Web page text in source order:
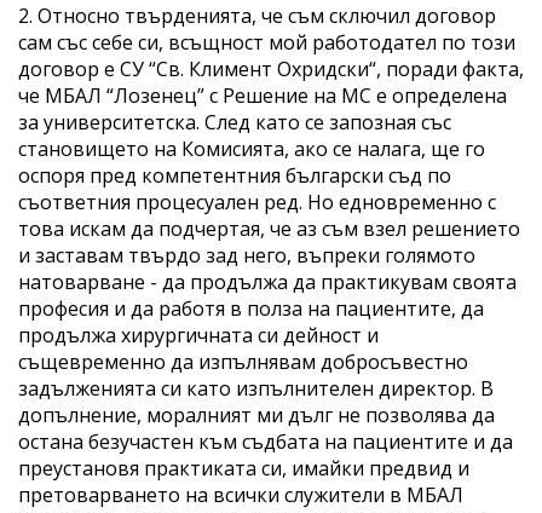
2. Относно твърденията, че съм сключил договор
сам със себе си, всъщност мой работодател по този
договор е СУ “Св. Климент Охридски“, поради факта,
че МБАЛ “Лозенец” с Решение на МС е определена
за университетска. След като се запозная със
становището на Комисията, ако се налага, ще го
оспоря пред компетентния български съд по
съответния процесуален ред. Но едновременно с
това искам да подчертая, че аз съм взел решението
и заставам твърдо зад него, въпреки голямото
натоварване - да продължа да практикувам своята
професия и да работя в полза на пациентите, да
продължа хирургичната си дейност и
същевременно да изпълнявам добросъвестно
задълженията си като изпълнителен директор. В
допълнение, моралният ми дълг не позволява да
остана безучастен към съдбата на пациентите и да
преустановя практиката си, имайки предвид и
претоварването на всички служители в МБАЛ